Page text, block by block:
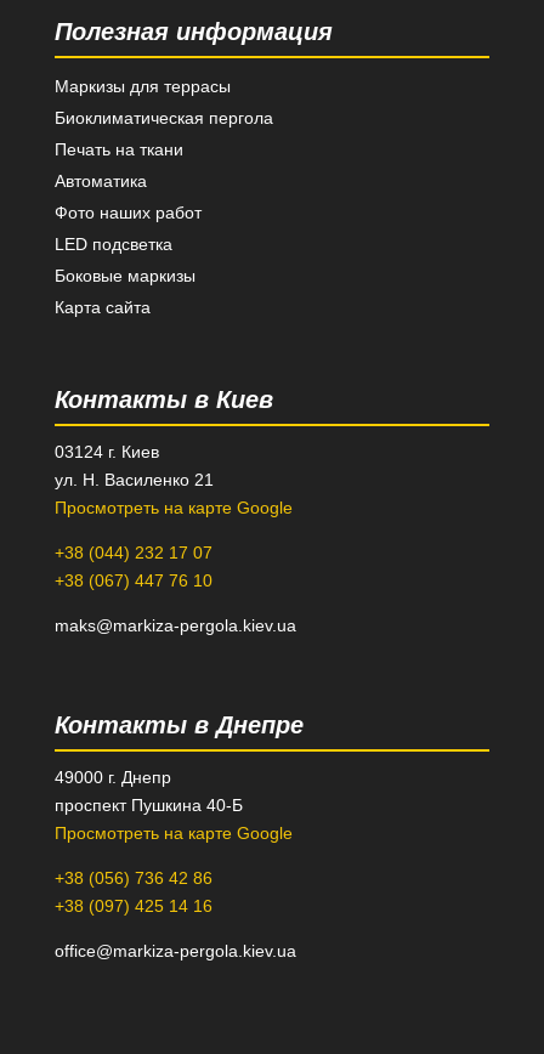
Полезная информация
Маркизы для террасы
Биоклиматическая пергола
Печать на ткани
Автоматика
Фото наших работ
LED подсветка
Боковые маркизы
Карта сайта
Контакты в Киев
03124 г. Киев
ул. Н. Василенко 21
Просмотреть на карте Google
+38 (044) 232 17 07
+38 (067) 447 76 10
maks@markiza-pergola.kiev.ua
Контакты в Днепре
49000 г. Днепр
проспект Пушкина 40-Б
Просмотреть на карте Google
+38 (056) 736 42 86
+38 (097) 425 14 16
office@markiza-pergola.kiev.ua